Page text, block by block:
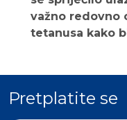
važno redovno
tetanusa kako
Pretplatite se